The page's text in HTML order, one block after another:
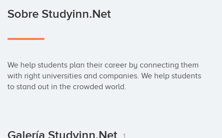
Sobre Studyinn.net
We help students plan their career by connecting them
with right universities and companies. We help students
to stand out in the crowded world.
1